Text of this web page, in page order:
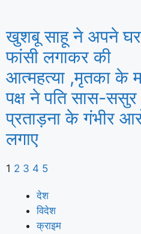
खुशबू साहू ने अपने
फांसी लगाकर की
आत्महत्या ,मृतका के
पक्ष ने पति सास-ससुर
प्रताड़ना के गंभीर
लगाए
1 2 3 4 5
देश
विदेश
क्राइम